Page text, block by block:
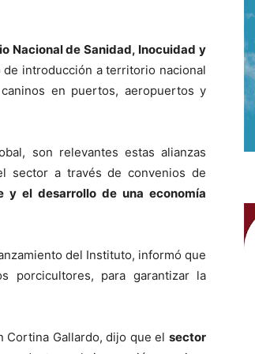
Nacional de Sanidad, Inocuidad y
introducción a territorio nacional
en puertos, aeropuertos y
son relevantes estas alianzas
sector a través de convenios de
y el desarrollo de una economía
del Instituto, informó que
porcicultores, para garantizar la
Cortina Gallardo, dijo que el sector